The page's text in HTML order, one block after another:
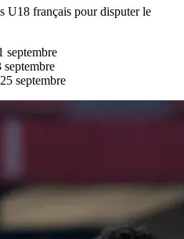
U18 français pour disputer le
septembre
septembre